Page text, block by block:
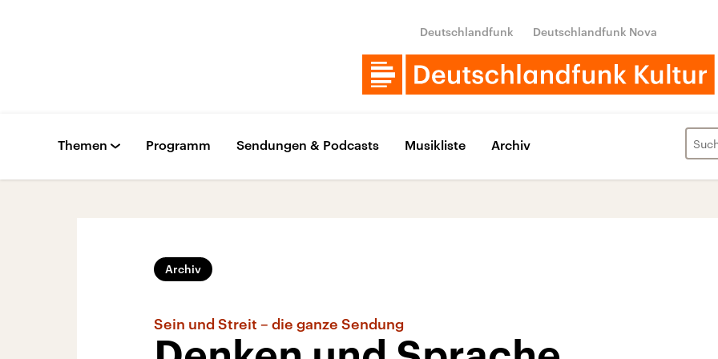
Deutschlandfunk Deutschlandfunk Nova
Themen Programm Sendungen & Podcasts Musikliste Archiv
Archiv
Sein und Streit – die ganze Sendung